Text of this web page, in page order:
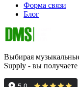
Форма связи
Блог
Выбирая
Supply - вы